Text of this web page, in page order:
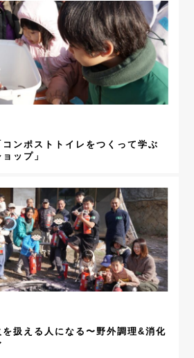
コンポストトイレをつくって学ぶ
ップ」
を扱える人になる〜野外調理&消化